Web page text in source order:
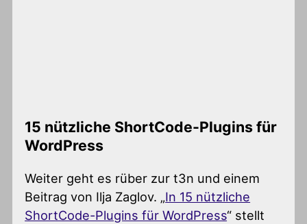
15 nützliche ShortCode-Plugins für
WordPress
Weiter geht es rüber zur t3n und einem
Beitrag von Ilja Zaglov. „In 15 nützliche
ShortCode-Plugins für WordPress“ stellt